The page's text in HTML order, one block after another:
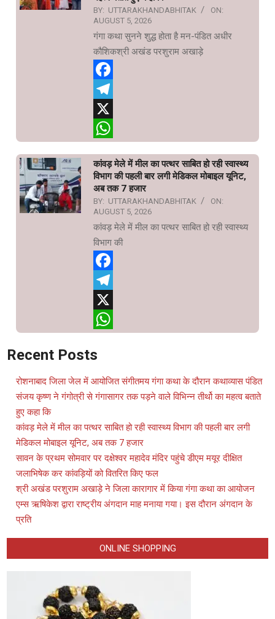
BY: UTTARAKHANDABHITAK
ON:
AUGUST 5, 2026
गंगा कथा सुनने शुद्ध होता है मन-पंडित अधीर
कौशिकश्री अखंड परशुराम अखाड़े
Facebook
Telegram
X
कांवड़ मेले में मील का पत्थर साबित हो रही स्वास्थ्य
विभाग की पहली बार लगी मेडिकल मोबाइल यूनिट,
अब तक 7 हजार
BY: UTTARAKHANDABHITAK
ON:
AUGUST 5, 2026
कांवड़ मेले में मील का पत्थर साबित हो रही स्वास्थ्य
विभाग की
Facebook
Telegram
X
Recent Posts
रोशनाबाद जिला जेल में आयोजित संगीतमय गंगा कथा के दौरान कथाव्यास पंडित
संजय कृष्ण ने गंगोत्री से गंगासागर तक पड़ने वाले विभिन्न तीर्थो का महत्व बताते
हुए कहा कि
कांवड़ मेले में मील का पत्थर साबित हो रही स्वास्थ्य विभाग की पहली बार लगी
मेडिकल मोबाइल यूनिट, अब तक 7 हजार
सावन के प्रथम सोमवार पर दक्षेश्वर महादेव मंदिर पहुंचे डीएम मयूर दीक्षित
जलाभिषेक कर कांवड़ियों को वितरित किए फल
श्री अखंड परशुराम अखाड़े ने जिला कारागार में किया गंगा कथा का आयोजन
एम्स ऋषिकेश द्वारा राष्ट्रीय अंगदान माह मनाया गया। इस दौरान अंगदान के
प्रति
ONLINE SHOPPING